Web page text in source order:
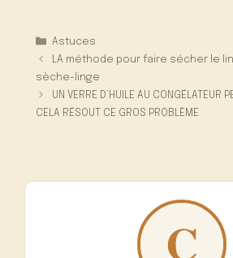
Catégories
Astuces
LA méthode pour faire sécher le
sèche-linge
UN VERRE D’HUILE AU CONGÉLATEUR
CELA RÉSOUT CE GROS PROBLÈME